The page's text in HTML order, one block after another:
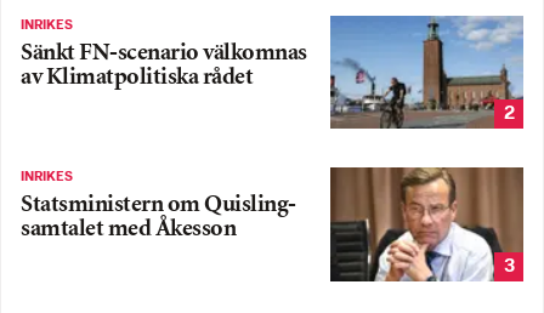
INRIKES
Sänkt FN-scenario välkomnas
av Klimatpolitiska rådet
2
INRIKES
Statsministern om Quisling-
samtalet med Åkesson
3